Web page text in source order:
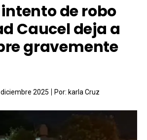
de robo
Caucel deja a
gravemente
2025 Por: karla Cruz